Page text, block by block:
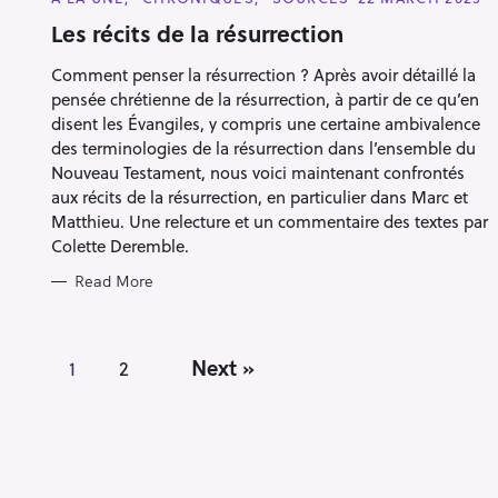
T
E
O
I
E
S
Les récits de la résurrection
Comment penser la résurrection ? Après avoir détaillé la
pensée chrétienne de la résurrection, à partir de ce qu’en
disent les Évangiles, y compris une certaine ambivalence
des terminologies de la résurrection dans l’ensemble du
Nouveau Testament, nous voici maintenant confrontés
aux récits de la résurrection, en particulier dans Marc et
Matthieu. Une relecture et un commentaire des textes par
Colette Deremble.
Read More
1 2 Next »